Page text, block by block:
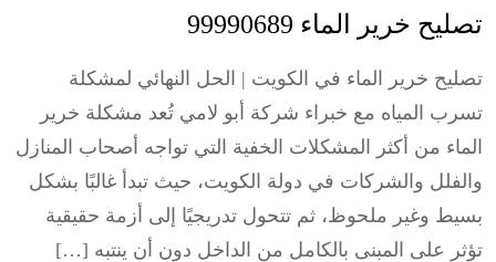
تصليح خرير الماء 99990689
تصليح خرير الماء في الكويت | الحل النهائي لمشكلة
تسرب المياه مع خبراء شركة أبو لامي تُعد مشكلة خرير
الماء من أكثر المشكلات الخفية التي تواجه أصحاب المنازل
والفلل والشركات في دولة الكويت، حيث تبدأ غالبًا بشكل
بسيط وغير ملحوظ، ثم تتحول تدريجيًا إلى أزمة حقيقية
تؤثر على المبنى بالكامل من الداخل دون أن ينتبه […]